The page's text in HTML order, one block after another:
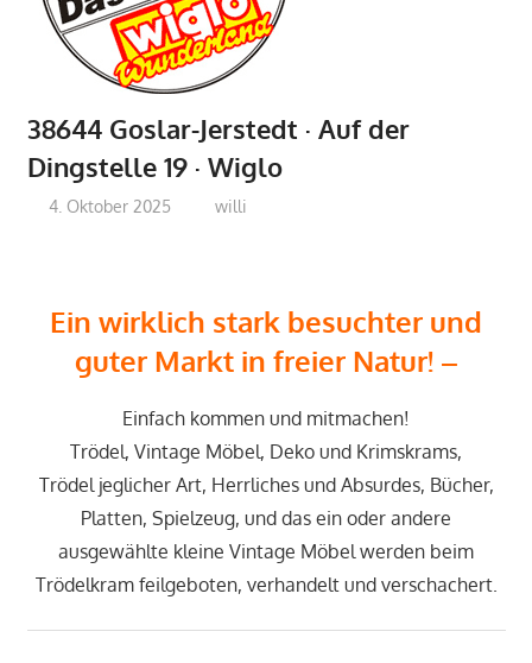
38644 Goslar-Jerstedt · Auf der
Dingstelle 19 · Wiglo
4. Oktober 2025 willi
Ein wirklich stark besuchter und
guter Markt in freier Natur! –
Einfach kommen und mitmachen!
Trödel, Vintage Möbel, Deko und Krimskrams,
Trödel jeglicher Art, Herrliches und Absurdes, Bücher,
Platten, Spielzeug, und das ein oder andere
ausgewählte kleine Vintage Möbel werden beim
Trödelkram feilgeboten, verhandelt und verschachert.